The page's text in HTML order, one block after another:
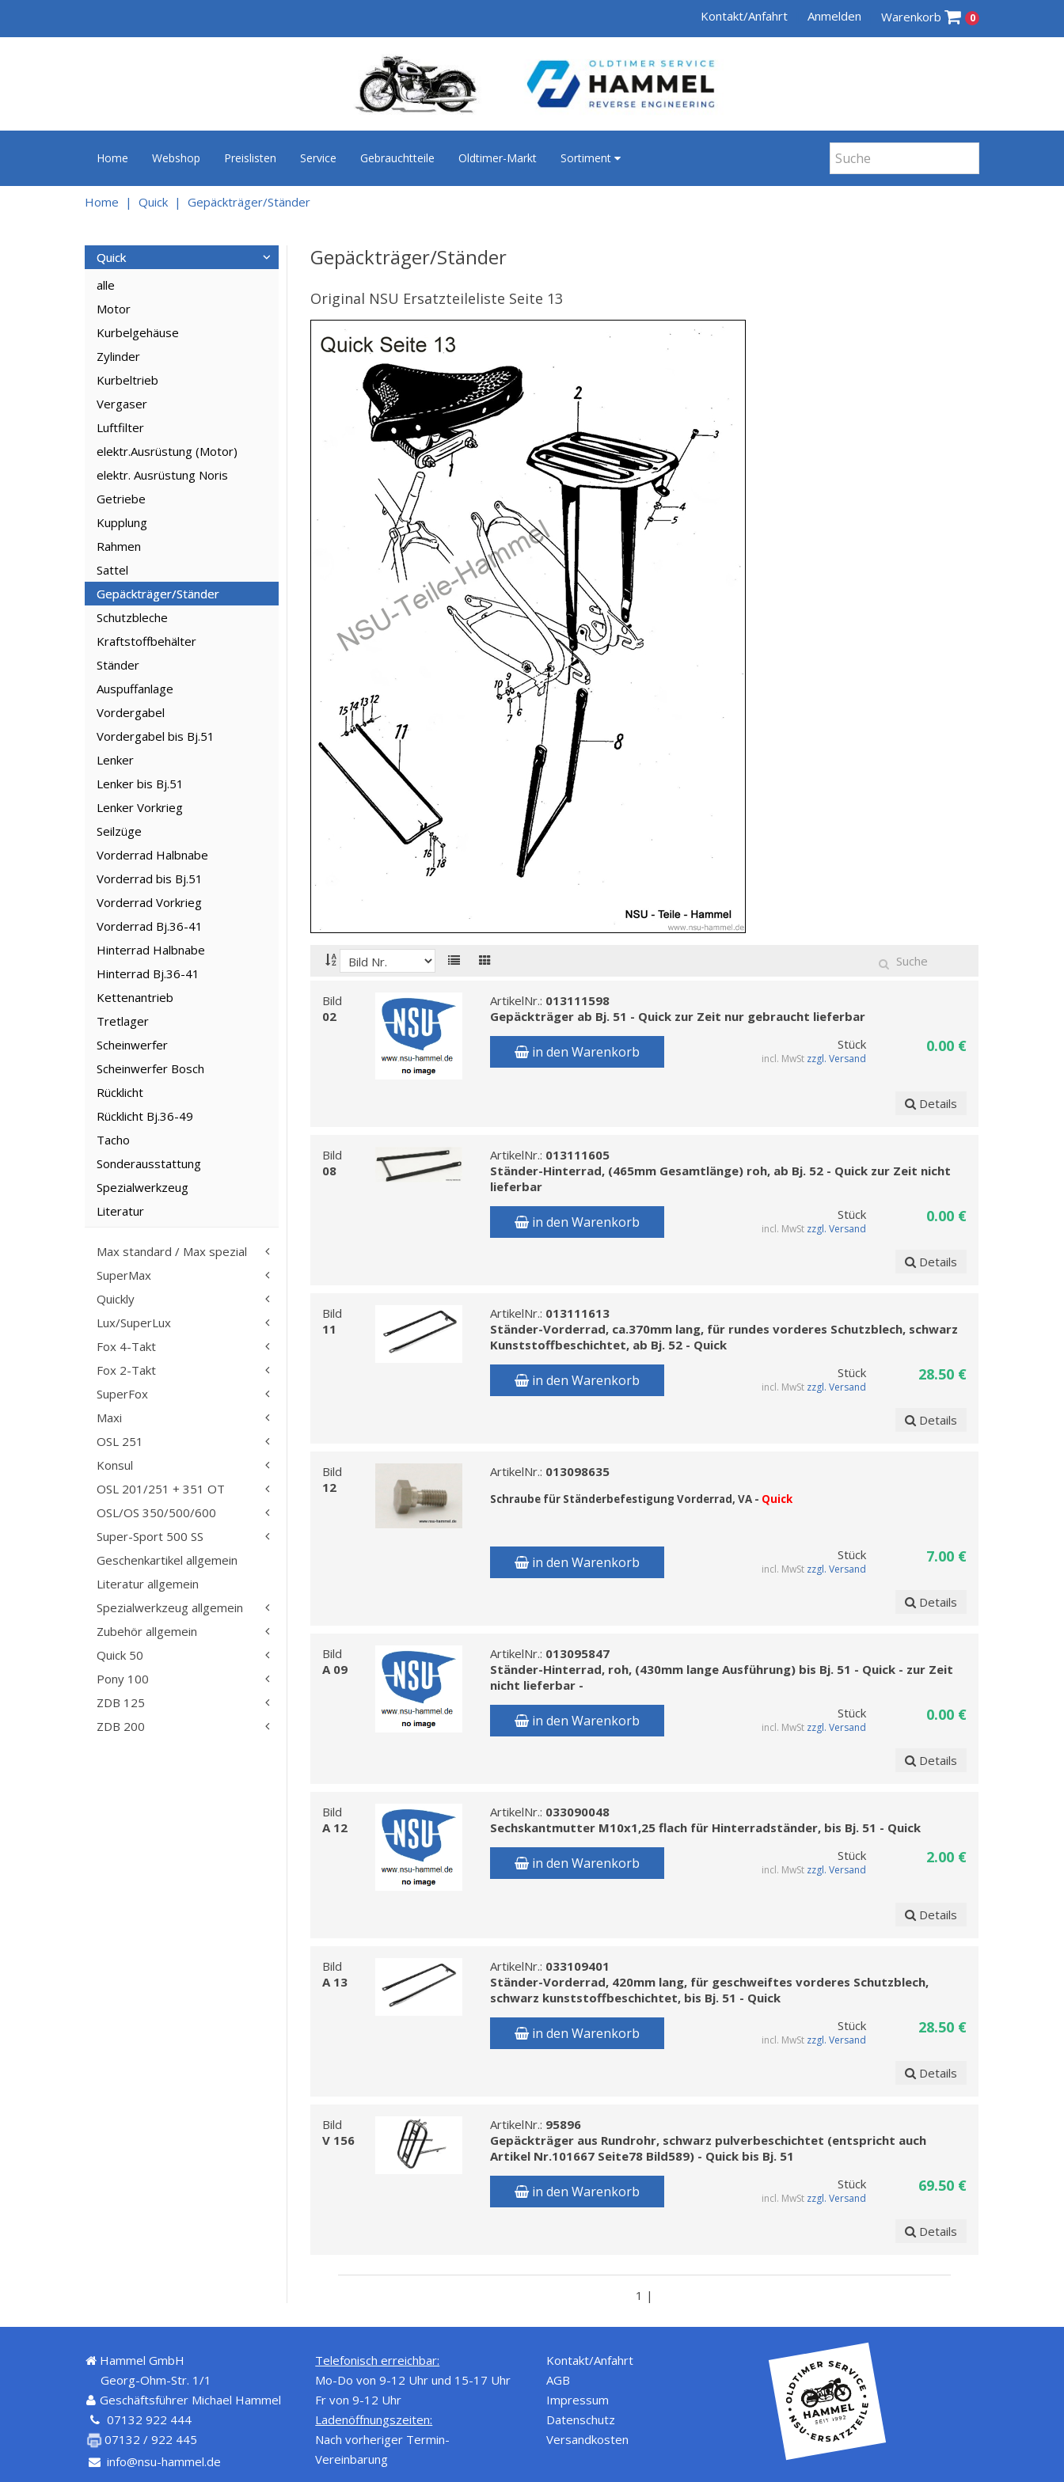
Kontakt/Anfahrt Anmelden Warenkorb 0
Home Webshop Preislisten Service Gebrauchtteile Oldtimer-Markt Sortiment
Home Quick Gepäckträger/Ständer
Quick
alle
Motor
Kurbelgehäuse
Zylinder
Kurbeltrieb
Vergaser
Luftfilter
elektr.Ausrüstung (Motor)
elektr. Ausrüstung Noris
Getriebe
Kupplung
Rahmen
Sattel
Gepäckträger/Ständer
Schutzbleche
Kraftstoffbehälter
Ständer
Auspuffanlage
Vordergabel
Vordergabel bis Bj.51
Lenker
Lenker bis Bj.51
Lenker Vorkrieg
Seilzüge
Vorderrad Halbnabe
Vorderrad bis Bj.51
Vorderrad Vorkrieg
Vorderrad Bj.36-41
Hinterrad Halbnabe
Hinterrad Bj.36-41
Kettenantrieb
Tretlager
Scheinwerfer
Scheinwerfer Bosch
Rücklicht
Rücklicht Bj.36-49
Tacho
Sonderausstattung
Spezialwerkzeug
Literatur
Max standard / Max spezial
SuperMax
Quickly
Lux/SuperLux
Fox 4-Takt
Fox 2-Takt
SuperFox
Maxi
OSL 251
Konsul
OSL 201/251 + 351 OT
OSL/OS 350/500/600
Super-Sport 500 SS
Geschenkartikel allgemein
Literatur allgemein
Spezialwerkzeug allgemein
Zubehör allgemein
Quick 50
Pony 100
ZDB 125
ZDB 200
Gepäckträger/Ständer
Original NSU Ersatzteileliste Seite 13
Bild
02
ArtikelNr.: 013111598
Gepäckträger ab Bj. 51 - Quick zur Zeit nur gebraucht lieferbar
in den Warenkorb Stück
incl. MwSt zzgl. Versand
0.00 €
Details
Bild
08
ArtikelNr.: 013111605
Ständer-Hinterrad, (465mm Gesamtlänge) roh, ab Bj. 52 - Quick zur Zeit nicht
lieferbar
in den Warenkorb Stück
incl. MwSt zzgl. Versand
0.00 €
Details
Bild
11
ArtikelNr.: 013111613
Ständer-Vorderrad, ca.370mm lang, für rundes vorderes Schutzblech, schwarz
Kunststoffbeschichtet, ab Bj. 52 - Quick
in den Warenkorb Stück
incl. MwSt zzgl. Versand
28.50 €
Details
Bild
12
ArtikelNr.: 013098635
Schraube für Ständerbefestigung Vorderrad, VA - Quick
in den Warenkorb Stück
incl. MwSt zzgl. Versand
7.00 €
Details
Bild
A 09
ArtikelNr.: 013095847
Ständer-Hinterrad, roh, (430mm lange Ausführung) bis Bj. 51 - Quick - zur Zeit
nicht lieferbar -
in den Warenkorb Stück
incl. MwSt zzgl. Versand
0.00 €
Details
Bild
A 12
ArtikelNr.: 033090048
Sechskantmutter M10x1,25 flach für Hinterradständer, bis Bj. 51 - Quick
in den Warenkorb Stück
incl. MwSt zzgl. Versand
2.00 €
Details
Bild
A 13
ArtikelNr.: 033109401
Ständer-Vorderrad, 420mm lang, für geschweiftes vorderes Schutzblech,
schwarz kunststoffbeschichtet, bis Bj. 51 - Quick
in den Warenkorb Stück
incl. MwSt zzgl. Versand
28.50 €
Details
Bild
V 156
ArtikelNr.: 95896
Gepäckträger aus Rundrohr, schwarz pulverbeschichtet (entspricht auch
Artikel Nr.101667 Seite78 Bild589) - Quick bis Bj. 51
in den Warenkorb Stück
incl. MwSt zzgl. Versand
69.50 €
Details
1 |
Hammel GmbH
Georg-Ohm-Str. 1/1
Geschäftsführer Michael Hammel
07132 922 444
07132 / 922 445
info@nsu-hammel.de
Telefonisch erreichbar:
Mo-Do von 9-12 Uhr und 15-17 Uhr
Fr von 9-12 Uhr
Ladenöffnungszeiten:
Nach vorheriger Termin-
Vereinbarung
Kontakt/Anfahrt
AGB
Impressum
Datenschutz
Versandkosten